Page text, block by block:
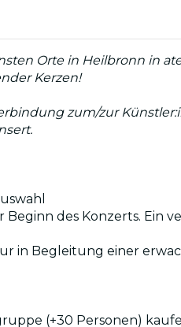
Orte in Heilbronn in
Kerzen!
zum/zur
Beginn des Konzerts. Ein
in Begleitung einer
(+30 Personen)